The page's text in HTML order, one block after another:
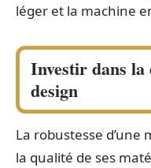
léger et la machine
Investir dans
design
La robustesse
la qualité de ses